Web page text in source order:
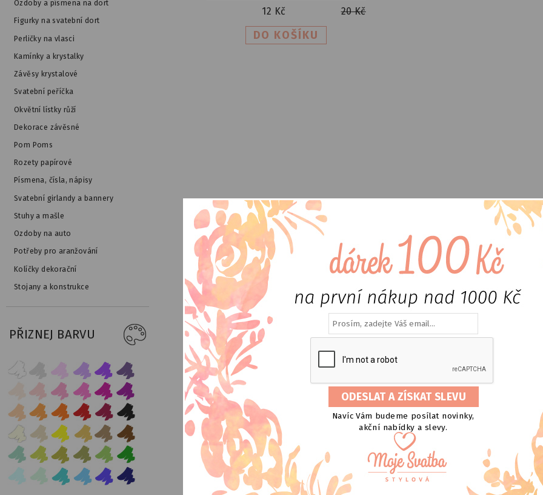
Navíc Vám budeme posílat novinky,
akční nabídky a slevy.
Ozdoby a písmena na dort
Figurky na svatební dort
Perličky na vlasci
Kamínky a krystalky
Závěsy krystalové
Svatební peříčka
Okvětní lístky růží
Dekorace závěsné
Pom Poms
Rozety papírové
Písmena, čísla, nápisy
Svatební girlandy a bannery
Stuhy a mašle
Ozdoby na auto
Potřeby pro aranžování
Kolíčky dekorační
Stojany a konstrukce
PŘIZNEJ BARVU
12 Kč 20Kč